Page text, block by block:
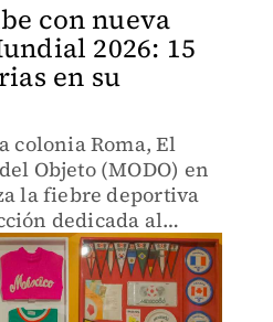
con nueva
2026: 15
en su
colonia Roma, El
Objeto (MODO) en
la fiebre deportiva
dedicada al